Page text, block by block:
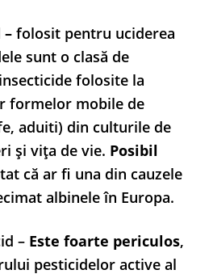
– folosit pentru uciderea
sunt o clasă de
folosite la
formelor mobile de
aduiti) din culturile de
și vița de vie. Posibil
că ar fi una din cauzele
albinele în Europa.
– Este foarte periculos,
pesticidelor active al